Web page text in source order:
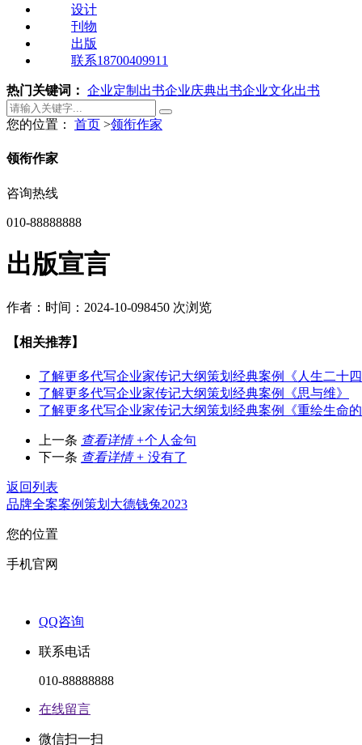
设计
刊物
出版
联系18700409911
热门关键词： 企业定制出书企业庆典出书企业文化出书
您的位置： 首页 >领衔作家
领衔作家
咨询热线
010-88888888
出版宣言
作者： 时间：2024-10-098450 次浏览
【相关推荐】
了解更多代写企业家传记大纲策划经典案例《人生二十
了解更多代写企业家传记大纲策划经典案例《思与维》
了解更多代写企业家传记大纲策划经典案例《重绘生命
上一条 查看详情 +个人金句
下一条 查看详情 + 没有了
返回列表
品牌全案案例策划 大德钱兔2023
您的位置
手机官网
QQ咨询
联系电话
010-88888888
在线留言
微信扫一扫